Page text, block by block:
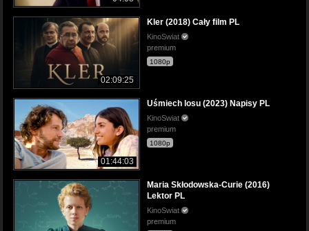
02:09:25
Kler (2018) Cały film PL
KinoSwiat
premium
1080p
01:44:03
Uśmiech losu (2023) Napisy PL
KinoSwiat
premium
1080p
Maria Skłodowska-Curie (2016)
Lektor PL
KinoSwiat
premium